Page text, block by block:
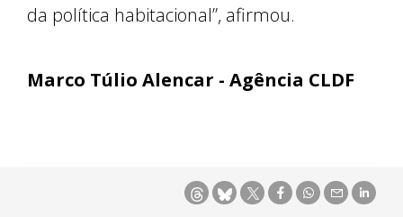
da política habitacional”, afirmou.
Marco Túlio Alencar - Agência CLDF